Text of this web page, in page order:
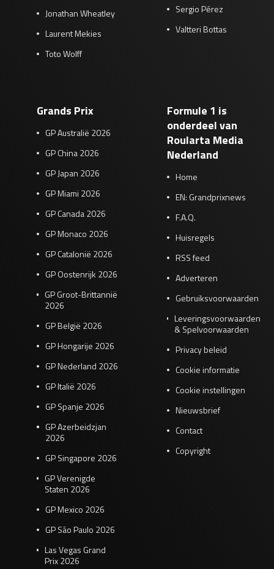
Jonathan Wheatley
Laurent Mekies
Toto Wolff
Sergio Pérez
Valtteri Bottas
Grands Prix
GP Australië 2026
GP China 2026
GP Japan 2026
GP Miami 2026
GP Canada 2026
GP Monaco 2026
GP Catalonië 2026
GP Oostenrijk 2026
GP Groot-Brittannië
2026
GP België 2026
GP Hongarije 2026
GP Nederland 2026
GP Italië 2026
GP Spanje 2026
GP Azerbeidzjan
2026
GP Singapore 2026
GP Verenigde
Staten 2026
GP Mexico 2026
GP São Paulo 2026
Las Vegas Grand
Prix 2026
Formule 1 is
onderdeel van
Roularta Media
Nederland
Home
EN: Grandprixnews
F.A.Q.
Huisregels
RSS feed
Adverteren
Gebruiksvoorwaarden
Leveringsvoorwaarden
& Spelvoorwaarden
Privacy beleid
Cookie informatie
Cookie instellingen
Nieuwsbrief
Contact
Copyright